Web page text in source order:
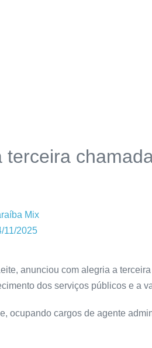
Mix
11/2025
anunciou com alegria a
dos serviços públicos e a
ocupando cargos de agente